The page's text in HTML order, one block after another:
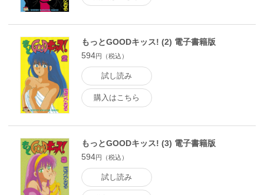
もっとGOODキッス! (2) 電子書籍版
594円（税込）
試し読み
購入はこちら
もっとGOODキッス! (3) 電子書籍版
594円（税込）
試し読み